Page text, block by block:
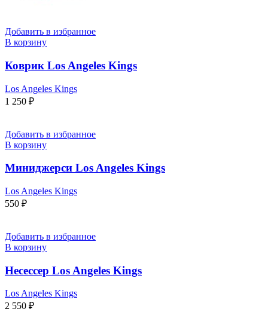
Добавить в избранное
В корзину
Коврик Los Angeles Kings
Los Angeles Kings
1 250 ₽
Добавить в избранное
В корзину
Миниджерси Los Angeles Kings
Los Angeles Kings
550 ₽
Добавить в избранное
В корзину
Несессер Los Angeles Kings
Los Angeles Kings
2 550 ₽